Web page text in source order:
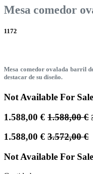
Mesa comedor
1172
Mesa comedor ovalada barril
destacar de su diseño.
Not Available For Sale
1.588,00 € 1.588,00€
1.588,00 € 3.572,00€
Not Available For Sale